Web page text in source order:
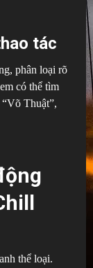
tác
phân loại rõ
có thể tìm
Thuật”,
thể loại.